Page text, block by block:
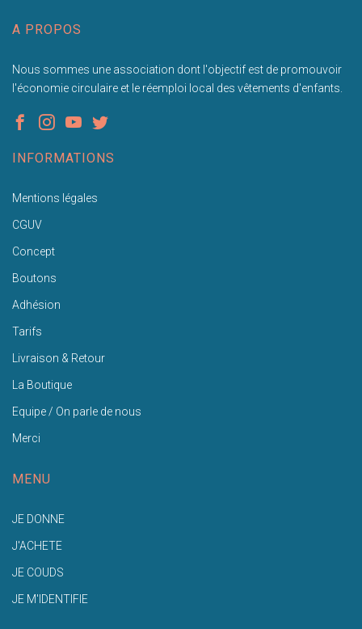
A PROPOS
Nous sommes une association dont l'objectif est de promouvoir
l'économie circulaire et le réemploi local des vêtements d'enfants.
INFORMATIONS
Mentions légales
CGUV
Concept
Boutons
Adhésion
Tarifs
Livraison & Retour
La Boutique
Equipe / On parle de nous
Merci
MENU
JE DONNE
J'ACHETE
JE COUDS
JE M'IDENTIFIE